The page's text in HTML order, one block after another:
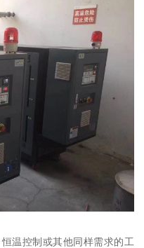
温控制或其他同样需求的工